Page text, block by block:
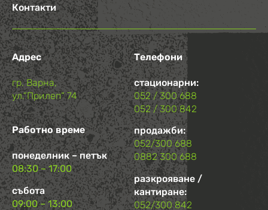
Контакти
Адрес
гр. Варна,
ул.“Прилеп“ 74
Работно време
понеделник – петък
08:30 – 17:00
събота
09:00 – 13:00
Телефони
стационарни:
052 / 300 688
052 / 300 842
продажби:
052/300 688
0882 300 688
разкрояване /
кантиране:
052/300 842